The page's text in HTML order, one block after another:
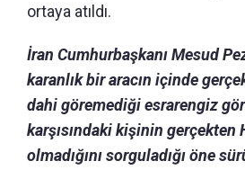
ortaya atıldı.
İran Cumhurbaşkanı Mesud
karanlık bir aracın içinde
dahi göremediği esrarengiz
karşısındaki kişinin gerçekten
olmadığını sorguladığı öne